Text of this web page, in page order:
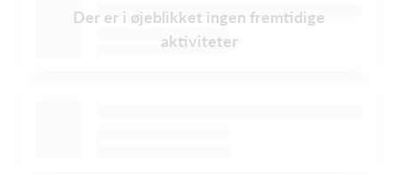
Der er i øjeblikket ingen fremtidige
aktiviteter